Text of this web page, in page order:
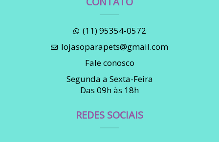
(11) 95354-0572
lojasoparapets@gmail.com
Fale conosco
Segunda a Sexta-Feira
Das 09h às 18h
REDES SOCIAIS